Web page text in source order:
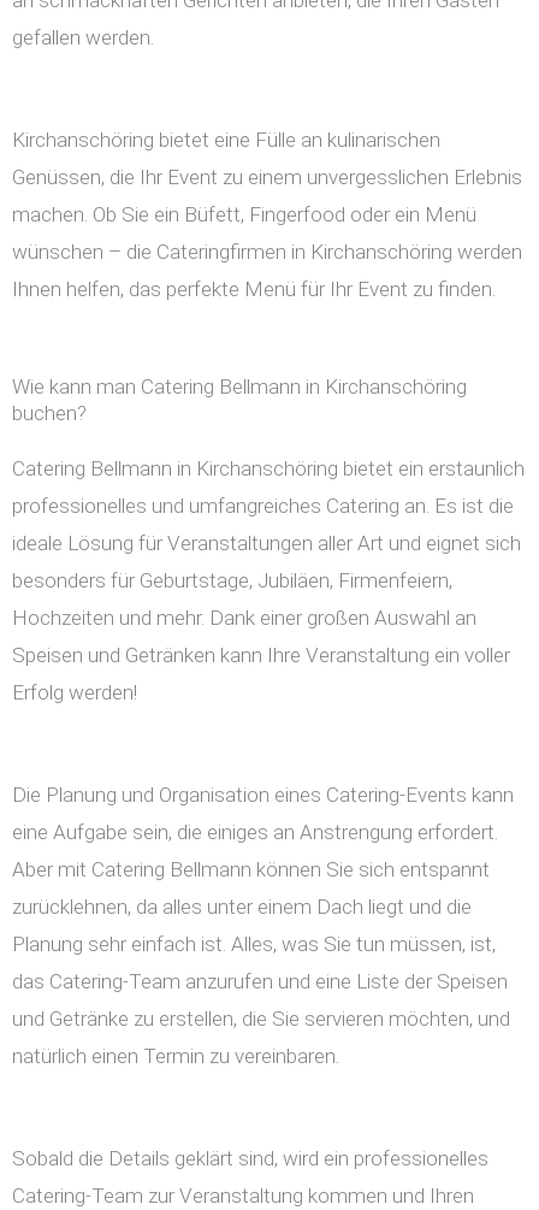
gefallen werden.
Kirchanschöring bietet eine Fülle an kulinarischen
Genüssen, die Ihr Event zu einem unvergesslichen Erlebnis
machen. Ob Sie ein Büfett, Fingerfood oder ein Menü
wünschen – die Cateringfirmen in Kirchanschöring werden
Ihnen helfen, das perfekte Menü für Ihr Event zu finden.
Wie kann man Catering Bellmann in Kirchanschöring
buchen?
Catering Bellmann in Kirchanschöring bietet ein erstaunlich
professionelles und umfangreiches Catering an. Es ist die
ideale Lösung für Veranstaltungen aller Art und eignet sich
besonders für Geburtstage, Jubiläen, Firmenfeiern,
Hochzeiten und mehr. Dank einer großen Auswahl an
Speisen und Getränken kann Ihre Veranstaltung ein voller
Erfolg werden!
Die Planung und Organisation eines Catering-Events kann
eine Aufgabe sein, die einiges an Anstrengung erfordert.
Aber mit Catering Bellmann können Sie sich entspannt
zurücklehnen, da alles unter einem Dach liegt und die
Planung sehr einfach ist. Alles, was Sie tun müssen, ist,
das Catering-Team anzurufen und eine Liste der Speisen
und Getränke zu erstellen, die Sie servieren möchten, und
natürlich einen Termin zu vereinbaren.
Sobald die Details geklärt sind, wird ein professionelles
Catering-Team zur Veranstaltung kommen und Ihren